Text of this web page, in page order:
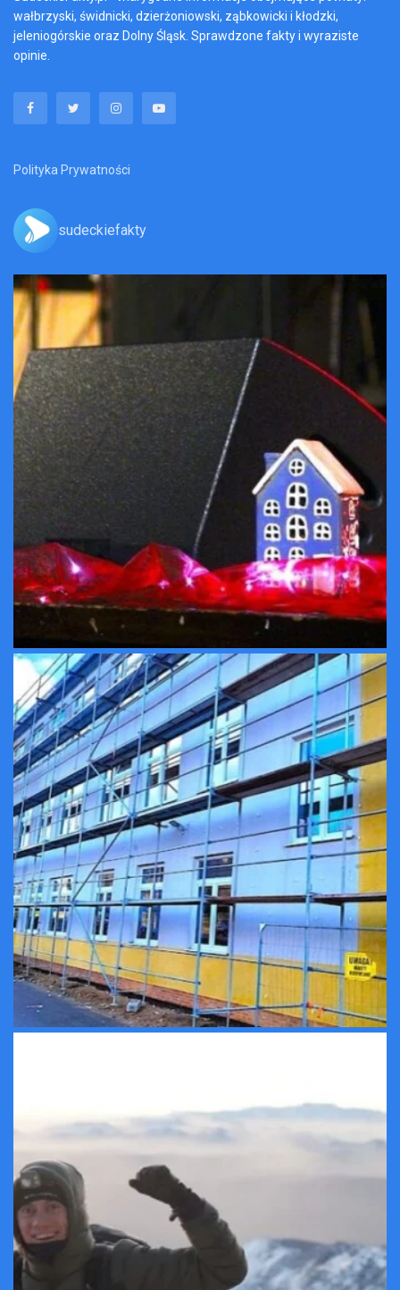
wałbrzyski, świdnicki, dzierżoniowski, ząbkowicki i kłodzki,
jeleniogórskie oraz Dolny Śląsk. Sprawdzone fakty i wyraziste
opinie.
Polityka Prywatności
sudeckiefakty